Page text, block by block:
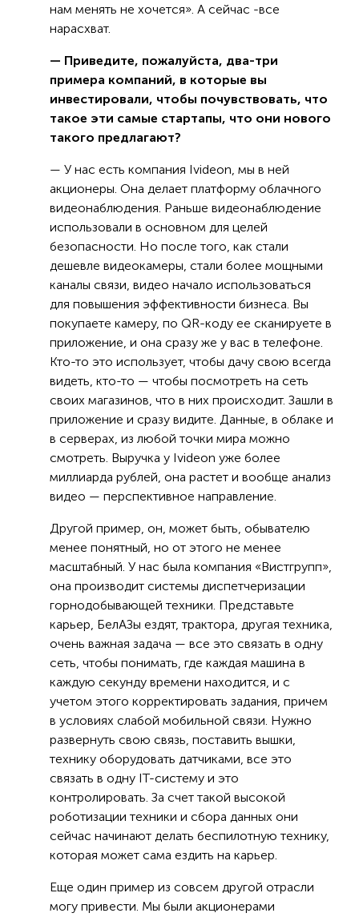
нам менять не хочется». А сейчас -все
нарасхват.
— Приведите, пожалуйста, два-три
примера компаний, в которые вы
инвестировали, чтобы почувствовать, что
такое эти самые стартапы, что они нового
такого предлагают?
— У нас есть компания Ivideon, мы в ней
акционеры. Она делает платформу облачного
видеонаблюдения. Раньше видеонаблюдение
использовали в основном для целей
безопасности. Но после того, как стали
дешевле видеокамеры, стали более мощными
каналы связи, видео начало использоваться
для повышения эффективности бизнеса. Вы
покупаете камеру, по QR-коду ее сканируете в
приложение, и она сразу же у вас в телефоне.
Кто-то это использует, чтобы дачу свою всегда
видеть, кто-то — чтобы посмотреть на сеть
своих магазинов, что в них происходит. Зашли в
приложение и сразу видите. Данные, в облаке и
в серверах, из любой точки мира можно
смотреть. Выручка у Ivideon уже более
миллиарда рублей, она растет и вообще анализ
видео — перспективное направление.
Другой пример, он, может быть, обывателю
менее понятный, но от этого не менее
масштабный. У нас была компания «Вистгрупп»,
она производит системы диспетчеризации
горнодобывающей техники. Представьте
карьер, БелАЗы ездят, трактора, другая техника,
очень важная задача — все это связать в одну
сеть, чтобы понимать, где каждая машина в
каждую секунду времени находится, и с
учетом этого корректировать задания, причем
в условиях слабой мобильной связи. Нужно
развернуть свою связь, поставить вышки,
технику оборудовать датчиками, все это
связать в одну IT-систему и это
контролировать. За счет такой высокой
роботизации техники и сбора данных они
сейчас начинают делать беспилотную технику,
которая может сама ездить на карьер.
Еще один пример из совсем другой отрасли
могу привести. Мы были акционерами